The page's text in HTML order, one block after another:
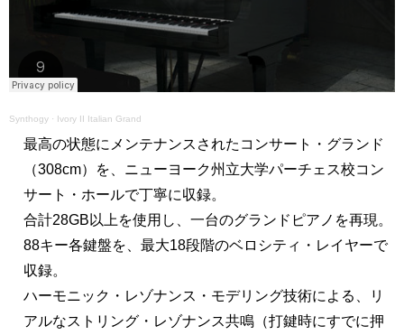
Synthogy · Ivory II Italian Grand
最高の状態にメンテナンスされたコンサート・グランド
（308cm）を、ニューヨーク州立大学パーチェス校コン
サート・ホールで丁寧に収録。
合計28GB以上を使用し、一台のグランドピアノを再現。
88キー各鍵盤を、最大18段階のベロシティ・レイヤーで
収録。
ハーモニック・レゾナンス・モデリング技術による、リ
アルなストリング・レゾナンス共鳴（打鍵時にすでに押